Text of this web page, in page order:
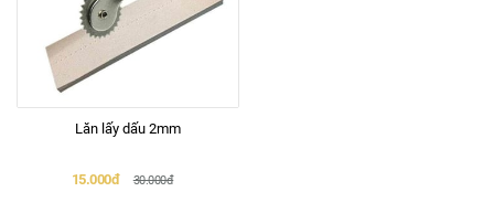
Lăn lấy dấu 2mm
15.000đ 30.000đ